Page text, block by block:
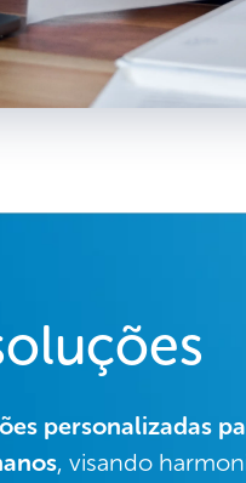
personalizadas
, visando